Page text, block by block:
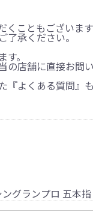
こともございます
承ください。
。
店舗に直接お問
よくある質問』
グランプロ 五本指